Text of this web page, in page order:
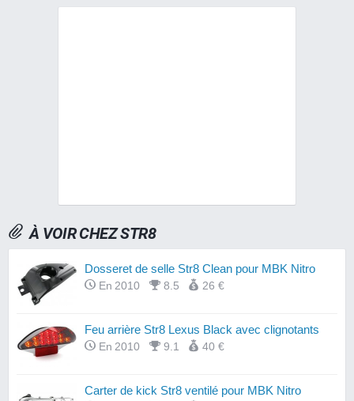
À VOIR CHEZ STR8
Dosseret de selle Str8 Clean pour MBK Nitro
En 2010 8.5 26 €
Feu arrière Str8 Lexus Black avec clignotants
En 2010 9.1 40 €
Carter de kick Str8 ventilé pour MBK Nitro